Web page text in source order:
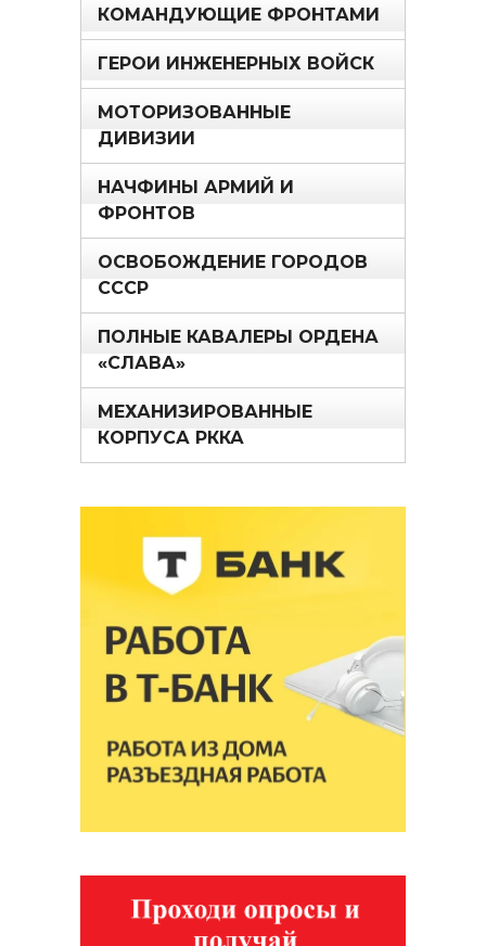
КОМАНДУЮЩИЕ ФРОНТАМИ
ГЕРОИ ИНЖЕНЕРНЫХ ВОЙСК
МОТОРИЗОВАННЫЕ
ДИВИЗИИ
НАЧФИНЫ АРМИЙ И
ФРОНТОВ
ОСВОБОЖДЕНИЕ ГОРОДОВ
СССР
ПОЛНЫЕ КАВАЛЕРЫ ОРДЕНА
«СЛАВА»
МЕХАНИЗИРОВАННЫЕ
КОРПУСА РККА